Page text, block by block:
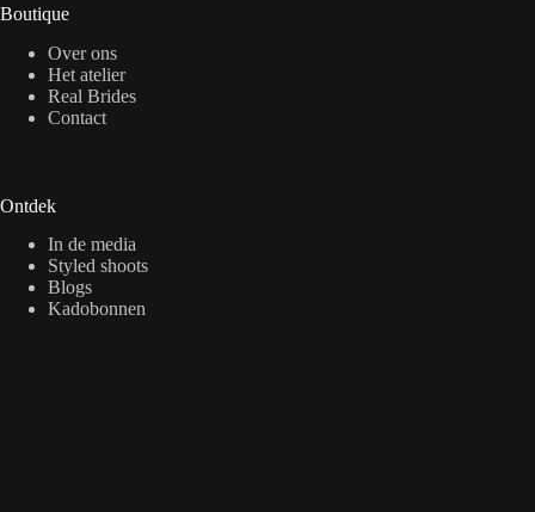
Boutique
Over ons
Het atelier
Real Brides
Contact
Ontdek
In de media
Styled shoots
Blogs
Kadobonnen